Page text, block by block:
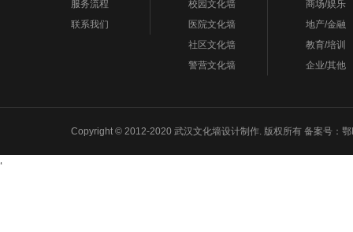
服务流程
联系我们
校园文化墙
医院文化墙
社区文化墙
警营文化墙
商场/娱乐
地产/金融
教育/培训
企业/其他
Copyright © 2012-2020 武汉文化墙设计制作. 版权所有 备案号：
‘